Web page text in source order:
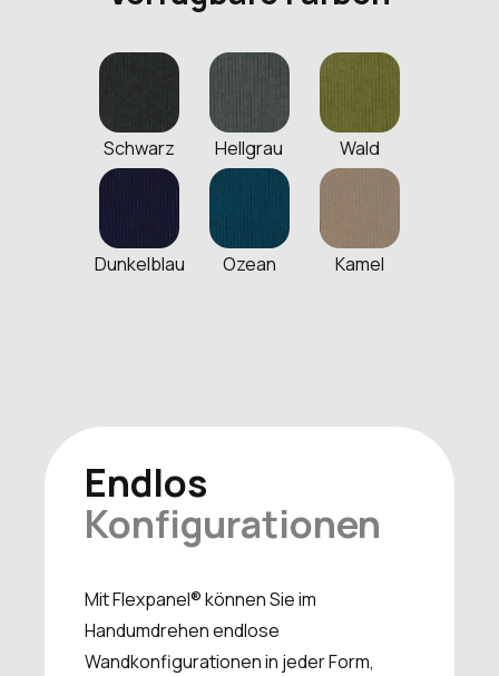
Schwarz Hellgrau Wald
Dunkelblau Ozean Kamel
Endlos
Konfigurationen
Mit Flexpanel® können Sie im
Handumdrehen endlose
Wandkonfigurationen in jeder Form,